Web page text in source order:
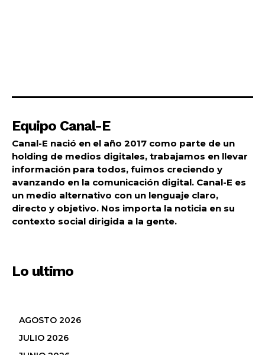
Equipo Canal-E
Canal-E nació en el año 2017 como parte de un
holding de medios digitales, trabajamos en llevar
información para todos, fuimos creciendo y
avanzando en la comunicación digital. Canal-E es
un medio alternativo con un lenguaje claro,
directo y objetivo. Nos importa la noticia en su
contexto social dirigida a la gente.
Lo ultimo
AGOSTO 2026
JULIO 2026